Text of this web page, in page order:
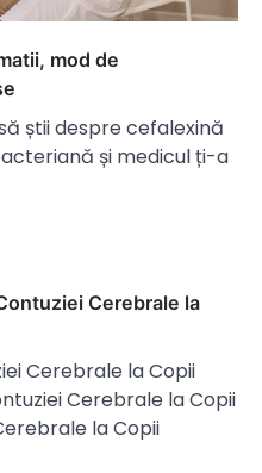
mod de
știi despre cefalexină
și medicul ți-a
Cerebrale la
Cerebrale la Copii
Cerebrale la Copii
la Copii